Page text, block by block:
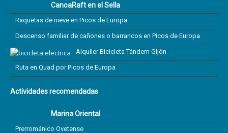
CanoaRaft en el Sella
Raquetas de nieve en Picos de Europa
Descenso familiar de cañones o barrancos en Picos de Europa
Alquiler Bicicleta Tándem Gijón
Ruta en Quad por Picos de Europa
Actividades recomendadas
Marina Oriental
Prerrománico Ovetense